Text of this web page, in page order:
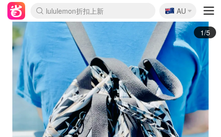
lululemon折扣上新
Sasa美妆护肤3.5折
SSENSE年中3折
FreshBeauty好价汇总
Cettire降价+叠9折
WWS Coles超市实拍
viagogo二手票捡漏
Myer超级周末1折
The Outnet奢牌1折起
David Jones 3折起
Flannels大牌1折
Perfumes Club护肤1折
AMIRO返校季6.2折
Amazon折扣汇总
eToro入金$200送$50
Amazon数码好物
ICONIC本周7.5折
ThedoubleF高奢地板价
Moose Knuckles 6折
丝芙兰5折起
EUFY官网3.7折起
Selenichast首饰2折
Trip机票酒店促销
YSL送5件彩妆礼
Amazon家居好物
Amazon美妆护肤
雅漾大喷$8
过敏原检测盒$33
伊索独家赠50ml沐浴露
科颜氏清仓3折
SEALIFE海洋馆门票6折
丝塔芙大白罐$16
订阅Newsletter送香薰
Cult Beauty 6.8折
Harrods圣诞日历2.3折
LN-CC奢牌私促3折
d'Alba空姐喷雾$16
EVE LOM套装逆天2折
Bernardelli独家4折
Adore Beauty 6折起
CT圣诞日历
Mytheresa奢品2.7折
Luxury Escapes 9折
Currentbody美容仪9折
MOON Garden Live
Roborock扫地机3.7折
Tingo Life水杯$24
Valentino官网5折
CR洗发护发6.3折
修丽可套装7.4折
Myer彩妆2件7折
GANNI官网4.5折
Stylevana韩妆4折
Tessabit高奢8.5折
OGX洗护4折
Amazon阿德莱德次日达
卡诗8.5折+赠礼
Philips Hue灯具8折
🇦🇺
AU
2/5